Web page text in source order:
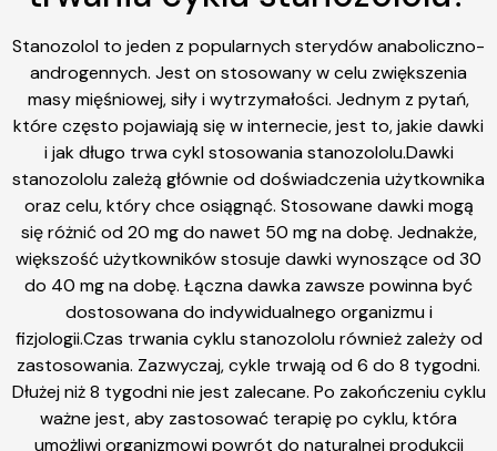
Stanozolol to jeden z popularnych sterydów anaboliczno-
androgennych. Jest on stosowany w celu zwiększenia
masy mięśniowej, siły i wytrzymałości. Jednym z pytań,
które często pojawiają się w internecie, jest to, jakie dawki
i jak długo trwa cykl stosowania stanozololu.Dawki
stanozololu zależą głównie od doświadczenia użytkownika
oraz celu, który chce osiągnąć. Stosowane dawki mogą
się różnić od 20 mg do nawet 50 mg na dobę. Jednakże,
większość użytkowników stosuje dawki wynoszące od 30
do 40 mg na dobę. Łączna dawka zawsze powinna być
dostosowana do indywidualnego organizmu i
fizjologii.Czas trwania cyklu stanozololu również zależy od
zastosowania. Zazwyczaj, cykle trwają od 6 do 8 tygodni.
Dłużej niż 8 tygodni nie jest zalecane. Po zakończeniu cyklu
ważne jest, aby zastosować terapię po cyklu, która
umożliwi organizmowi powrót do naturalnej produkcji